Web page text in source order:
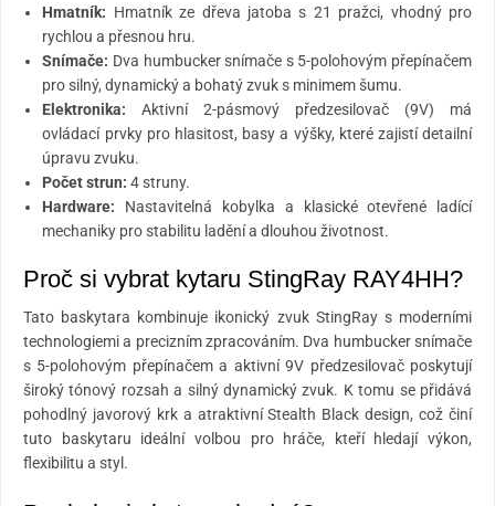
Hmatník: Hmatník ze dřeva jatoba s 21 pražci, vhodný pro
rychlou a přesnou hru.
Snímače: Dva humbucker snímače s 5-polohovým přepínačem
pro silný, dynamický a bohatý zvuk s minimem šumu.
Elektronika:
Aktivní 2-pásmový předzesilovač (9V) má
ovládací prvky pro hlasitost, basy a výšky, které zajistí detailní
úpravu zvuku.
Počet strun: 4 struny.
Hardware:
Nastavitelná kobylka a klasické otevřené ladící
mechaniky pro stabilitu ladění a dlouhou životnost.
Proč si vybrat kytaru StingRay RAY4HH?
Tato baskytara kombinuje ikonický zvuk StingRay s moderními
technologiemi a precizním zpracováním. Dva humbucker snímače
s 5-polohovým přepínačem a aktivní 9V předzesilovač poskytují
širokýtónový rozsah a silný dynamický zvuk. K tomu se přidává
pohodlný javorový krk a atraktivní Stealth Black design, což činí
tuto baskytaru ideální volbou pro hráče, kteří hledají výkon,
flexibilitu a styl.